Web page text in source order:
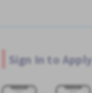
Sign In to Apply